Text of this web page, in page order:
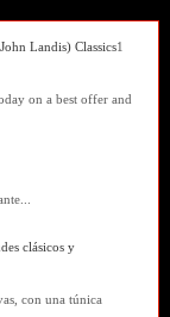
Landis) Classics1
on a best offer and
clásicos y
con una túnica